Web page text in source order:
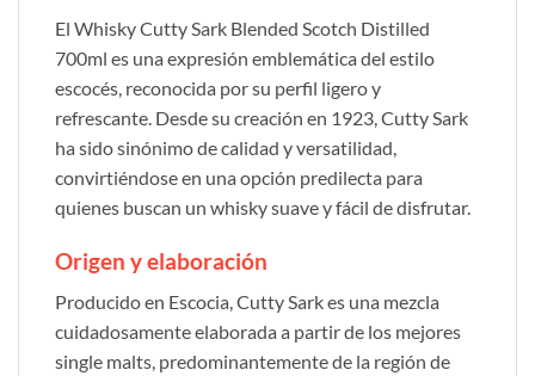
El Whisky Cutty Sark Blended Scotch Distilled
700ml es una expresión emblemática del estilo
escocés, reconocida por su perfil ligero y
refrescante. Desde su creación en 1923, Cutty Sark
ha sido sinónimo de calidad y versatilidad,
convirtiéndose en una opción predilecta para
quienes buscan un whisky suave y fácil de disfrutar.
Origen y elaboración
Producido en Escocia, Cutty Sark es una mezcla
cuidadosamente elaborada a partir de los mejores
single malts, predominantemente de la región de